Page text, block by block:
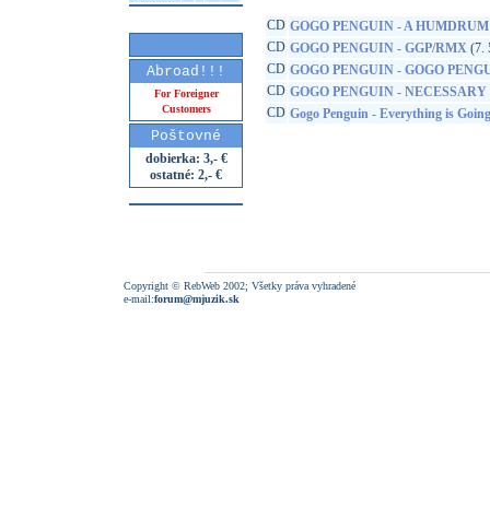
Abroad!!!
For Foreigner
Customers
Poštovné
dobierka: 3,- €
ostatné: 2,- €
CD GOGO PENGUIN - A
CD GOGO PENGUIN - GGP/RMX (7.
CD GOGO PENGUIN - GOGO
CD GOGO PENGUIN -
CD Gogo Penguin - Everything is
Copyright © RebWeb 2002; Všetky práva vyhradené
e-mail:forum@mjuzik.sk